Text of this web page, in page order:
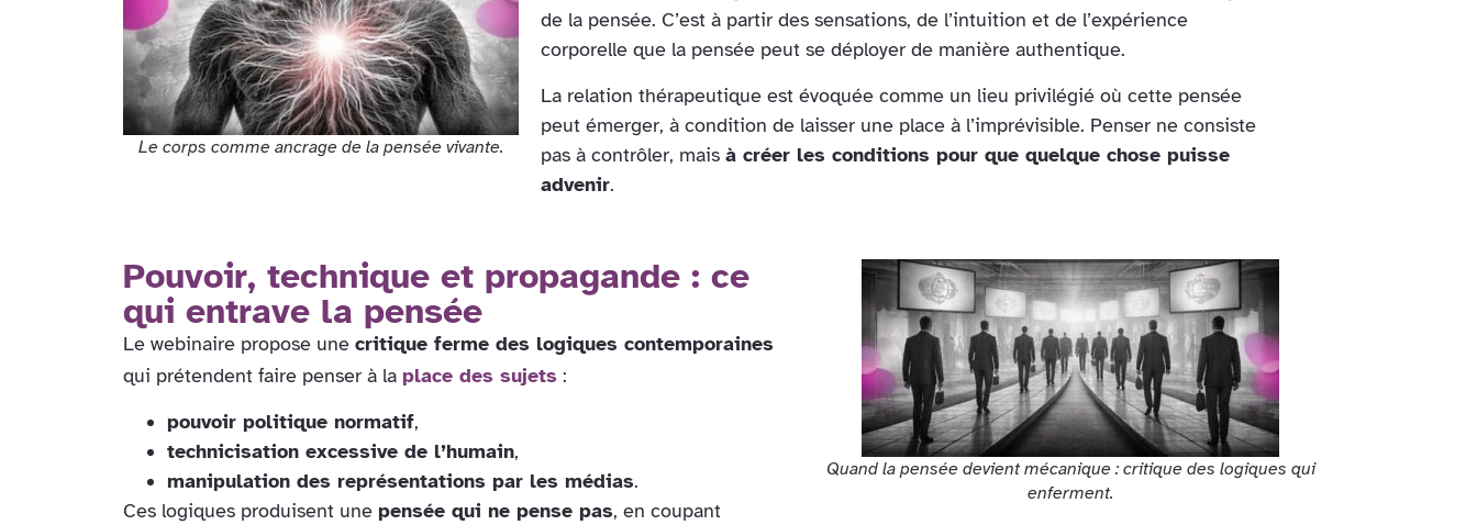
Le corps comme ancrage de la pensée vivante.
de la pensée. C’est à partir des sensations, de l’intuition et de l’expérience
corporelle que la pensée peut se déployer de manière authentique.
La relation thérapeutique est évoquée comme un lieu privilégié où cette pensée
peut émerger, à condition de laisser une place à l’imprévisible. Penser ne consiste
pas à contrôler, mais à créer les conditions pour que quelque chose puisse
advenir.
Pouvoir, technique et propagande : ce
qui entrave la pensée
Le webinaire propose une critique ferme des logiques contemporaines
qui prétendent faire penser à la place des sujets :
pouvoir politique normatif,
technicisation excessive de l’humain,
manipulation des représentations par les médias.
Ces logiques produisent une pensée qui ne pense pas, en coupant
Quand la pensée devient mécanique : critique des logiques qui
enferment.